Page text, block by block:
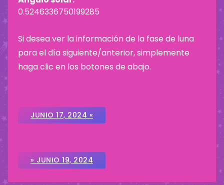
0.5246336750199285
Si desea ver la información de la fase de luna
para el día siguiente/anterior, simplemente
haga clic en los botones de abajo.
JUNIO 17, 2024 «
» JUNIO 19, 2024